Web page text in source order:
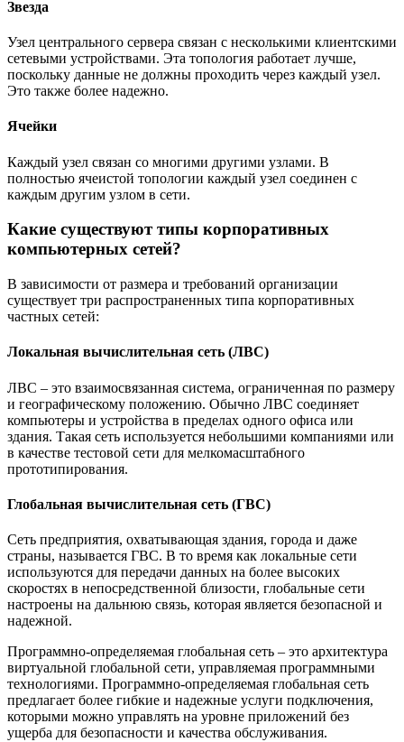
Звезда
Узел центрального сервера связан с несколькими клиентскими
сетевыми устройствами. Эта топология работает лучше,
поскольку данные не должны проходить через каждый узел.
Это также более надежно.
Ячейки
Каждый узел связан со многими другими узлами. В
полностью ячеистой топологии каждый узел соединен с
каждым другим узлом в сети.
Какие существуют типы корпоративных
компьютерных сетей?
В зависимости от размера и требований организации
существует три распространенных типа корпоративных
частных сетей:
Локальная вычислительная сеть (ЛВС)
ЛВС – это взаимосвязанная система, ограниченная по размеру
и географическому положению. Обычно ЛВС соединяет
компьютеры и устройства в пределах одного офиса или
здания. Такая сеть используется небольшими компаниями или
в качестве тестовой сети для мелкомасштабного
прототипирования.
Глобальная вычислительная сеть (ГВС)
Сеть предприятия, охватывающая здания, города и даже
страны, называется ГВС. В то время как локальные сети
используются для передачи данных на более высоких
скоростях в непосредственной близости, глобальные сети
настроены на дальнюю связь, которая является безопасной и
надежной.
Программно-определяемая глобальная сеть – это архитектура
виртуальной глобальной сети, управляемая программными
технологиями. Программно-определяемая глобальная сеть
предлагает более гибкие и надежные услуги подключения,
которыми можно управлять на уровне приложений без
ущерба для безопасности и качества обслуживания.